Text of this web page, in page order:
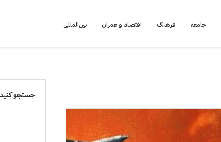
جامعه فرهنگ اقتصاد و عمران بین‌المللی
جستجو کنید